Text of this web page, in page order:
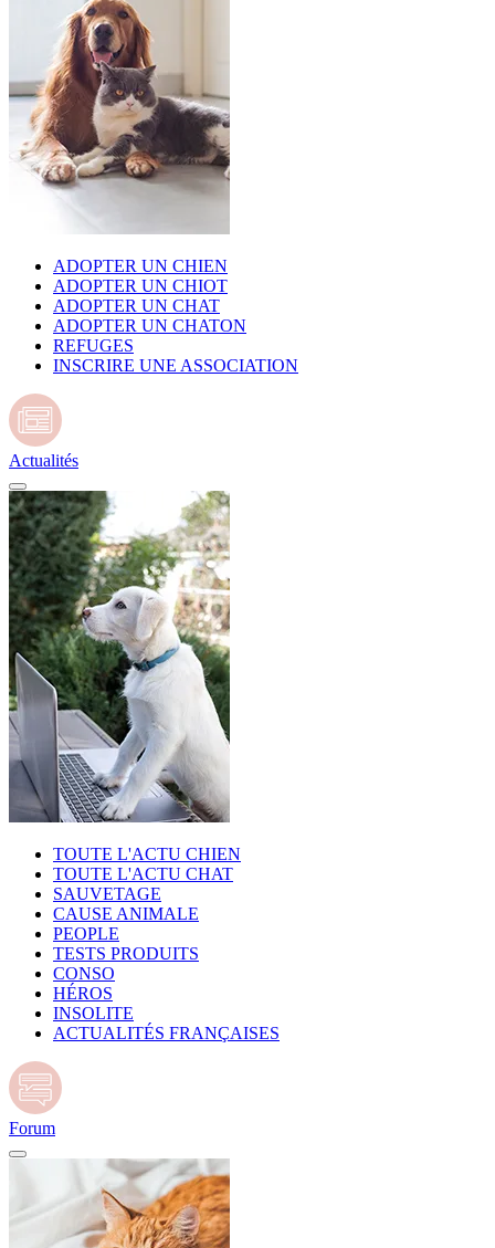
ADOPTER UN CHIEN
ADOPTER UN CHIOT
ADOPTER UN CHAT
ADOPTER UN CHATON
REFUGES
INSCRIRE UNE ASSOCIATION
Actualités
TOUTE L'ACTU CHIEN
TOUTE L'ACTU CHAT
SAUVETAGE
CAUSE ANIMALE
PEOPLE
TESTS PRODUITS
CONSO
HÉROS
INSOLITE
ACTUALITÉS FRANÇAISES
Forum